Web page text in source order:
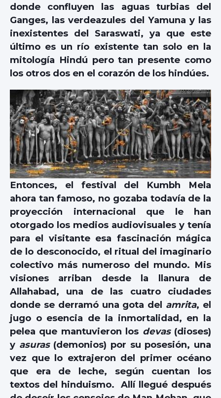
donde confluyen las aguas turbias del
Ganges, las verdeazules del Yamuna y las
inexistentes del Saraswati, ya que este
último es un río existente tan solo en la
mitología Hindú pero tan presente como
los otros dos en el corazón de los hindúes.
Entonces, el festival del Kumbh Mela
ahora tan famoso, no gozaba todavía de la
proyección internacional que le han
otorgado los medios audiovisuales y tenía
para el visitante esa fascinación mágica
de lo desconocido, el ritual del imaginario
colectivo más numeroso del mundo. Mis
visiones arriban desde la llanura de
Allahabad, una de las cuatro ciudades
donde se derramó una gota del amrita, el
jugo o esencia de la inmortalidad, en la
pelea que mantuvieron los devas(dioses)
y asuras(demonios) por su posesión, una
vez que lo extrajeron del primer océano
que era de leche, según cuentan los
textos del hinduismo. Allí llegué después